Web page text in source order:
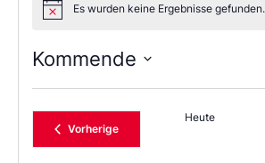
NoticeEs wurden keine Ergebnisse gefunden.
Kommende
Sie
das
Datum
aus.
VorherigeVeranstaltungen
Heute